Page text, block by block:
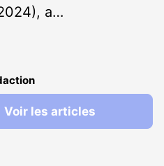
a…
Voir les articles